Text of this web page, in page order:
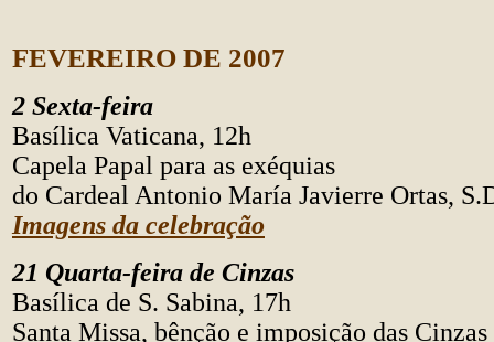
FEVEREIRO DE 2007
2 Sexta-feira
Basílica Vaticana, 12h
Capela Papal para as exéquias
do Cardeal Antonio María Javierre Ortas,
Imagens da celebração
21 Quarta-feira de Cinzas
Basílica de S. Sabina, 17h
Santa Missa, bênção e imposição das Cinzas